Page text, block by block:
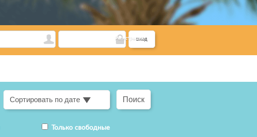
Регистрация
Сортировать по дате
Только свободные